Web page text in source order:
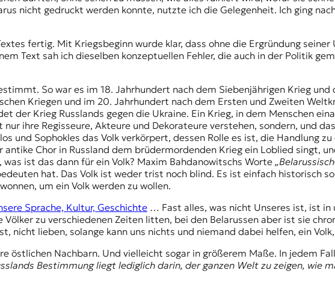
nicht gedruckt werden konnte, nutzte ich die Gelegenheit. Ich ging
fertig. Mit Kriegsbeginn wurde klar, dass ohne die Ergründung
Text sah ich dieselben konzeptuellen Fehler, die auch in der Politik
So war es im 18. Jahrhundert nach dem Siebenjährigen Krieg und
Kriegen und im 20. Jahrhundert nach dem Ersten und Zweiten
der Krieg Russlands gegen die Ukraine. Ein Krieg, in dem Menschen
ihre Regisseure, Akteure und Dekorateure verstehen, sondern, und
und Sophokles das Volk verkörpert, dessen Rolle es ist, die Handlung
Chor in Russland dem brüdermordenden Krieg ein Loblied singt,
ist das dann für ein Volk? Maxim Bahdanowitschs Worte
hat. Das Volk ist weder trist noch blind. Es ist einfach historisch
um ein Volk werden zu wollen.
Sprache, Kultur, Geschichte … Fast alles, was nicht Unseres ist, ist in
zu verschiedenen Zeiten litten, bei den Belarussen aber ist sie
nicht lieben, solange kann uns nichts und niemand dabei helfen, ein
östlichen Nachbarn. Und vielleicht sogar in größerem Maße. In jedem
Bestimmung liegt lediglich darin, der ganzen Welt zu zeigen, wie